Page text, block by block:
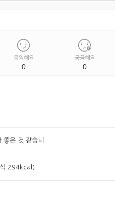
응원해요
0
궁금해요
0
좋은 것 같습니
294kcal)